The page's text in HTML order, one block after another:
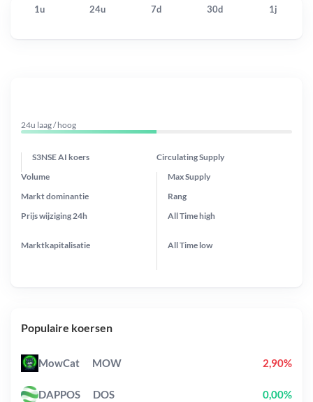
1u 24u 7d 30d 1j
24u laag / hoog
S3NSE AI koers Circulating Supply
Prijs wijziging 24h
Max Supply
Markt dominantie
Marktkapitalisatie
Volume
Rang
All Timehigh
All Time low
Populaire koersen
MowCat MOW 2,90%
DAPPOS DOS 0,00%